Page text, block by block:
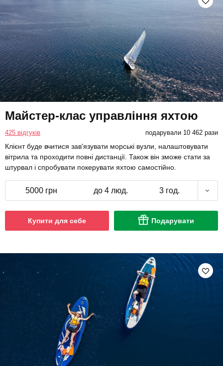
Майстер-клас управління яхтою
425 відгуків подарували 10 462 рази
Клієнт буде вчитися зав'язувати морські вузли, налаштовувати
вітрила та проходити повні дистанції. Також він зможе стати за
штурвал і спробувати покерувати яхтою самостійно.
5000 грн до 4 люд. 3 год.
Купити для себе Подарувати